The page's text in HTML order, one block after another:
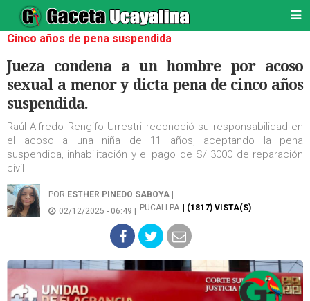
Cinco años de pena suspendida
Jueza condena a un hombre por acoso
sexual a menor y dicta pena de cinco años
suspendida.
Raúl Alfredo Rengifo Urrestri reconoció su responsabilidad en
el acoso a una niña de 11 años, aceptando la pena
suspendida, inhabilitación y el pago de S/ 3000 de reparación
civil
POR ESTHER PINEDO SABOYA
02/12/2025 - 06:49 |
PUCALLPA | (1817) VISTA(S)